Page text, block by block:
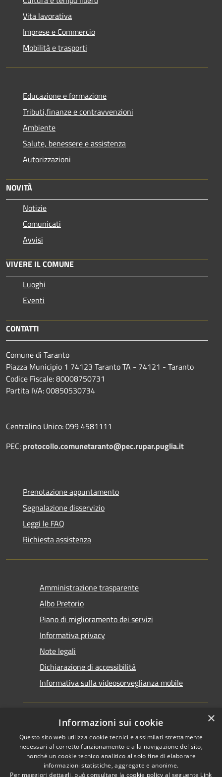
Vita lavorativa
Imprese e Commercio
Mobilità e trasporti
Educazione e formazione
Tributi,finanze e contravvenzioni
Ambiente
Salute, benessere e assistenza
Autorizzazioni
NOVITÀ
Notizie
Comunicati
Avvisi
VIVERE IL COMUNE
Luoghi
Eventi
CONTATTI
Comune di Taranto
Piazza Municipio 1 74123 Taranto TA - 74121 - Taranto
Codice Fiscale: 80008750731
Partita IVA: 00850530734
Centralino Unico: 099 4581111
PEC: protocollo.comunetaranto@pec.rupar.puglia.it
Prenotazione appuntamento
Segnalazione disservizio
Leggi le FAQ
Richiesta assistenza
Amministrazione trasparente
Albo Pretorio
Piano di miglioramento dei servizi
Informativa privacy
Note legali
Dichiarazione di accessibilità
Informativa sulla videosorveglianza mobile
RSS
Accessibilità
Copyright © 2026 • Comune di
Taranto • Powered by
Municipium•Accesso
×
Informazioni sui cookie
Questo sito web utilizza cookie tecnici e assimilati strettamente
necessari al corretto funzionamento e alla navigazione del sito,
nonché un cookie tecnico analitico al solo fine di elaborare
informazioni statistiche, aggregate e anonime.
Per maggiori dettagli, può consultare la cookie policy al seguente Link